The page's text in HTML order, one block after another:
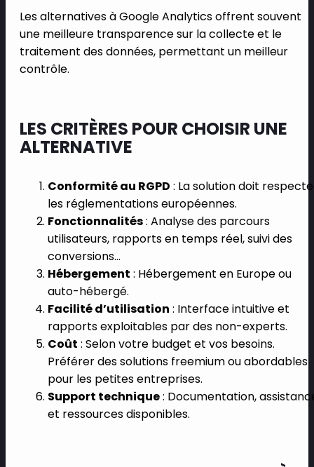
Les alternatives à Google Analytics offrent souvent
une meilleure transparence sur la collecte et le
traitement des données, permettant un meilleur
contrôle.
LES CRITÈRES POUR CHOISIR UNE
ALTERNATIVE
Conformité au RGPD : La solution doit
les réglementations européennes.
Fonctionnalités: Analyse des parcours
utilisateurs, rapports en temps réel, suivi des
conversions…
Hébergement : Hébergement en Europe ou
auto-hébergé.
Facilité d’utilisation : Interface intuitive et
rapports exploitables par des non-experts.
Coût : Selon votre budget et vos besoins.
Préférer des solutions freemium ou abordables
pour les petites entreprises.
Support technique: Documentation,
et ressources disponibles.